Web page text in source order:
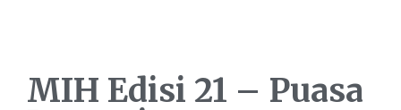
MIH Edisi 21 – Puasa